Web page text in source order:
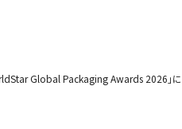
Global Packaging Awards 2026」